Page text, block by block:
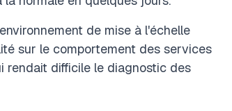
de mise à l'échelle
sur le comportement des services
rendait difficile le diagnostic des